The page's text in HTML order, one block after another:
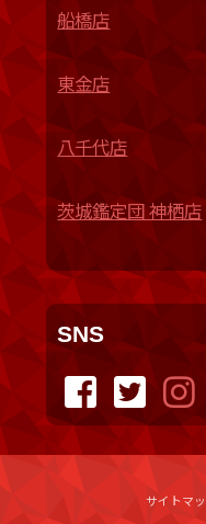
船橋店
東金店
八千代店
茨城鑑定団 神栖店
SNS
サイトマ